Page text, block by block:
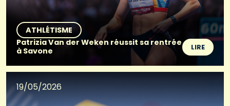
ATHLÉTISME
Patrizia Van der Weken réussit sa rentrée
à Savone
LIRE
19/05/2026